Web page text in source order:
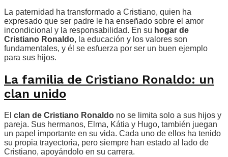
La paternidad ha transformado a Cristiano, quien ha
expresado que ser padre le ha enseñado sobre el amor
incondicional y la responsabilidad. En su hogar de
Cristiano Ronaldo, la educación y los valores son
fundamentales, y él se esfuerza por ser un buen ejemplo
para sus hijos.
La familia de Cristiano Ronaldo: un
clan unido
El clan de Cristiano Ronaldo no se limita solo a sus hijos y
pareja. Sus hermanos, Elma, Kátia y Hugo, también juegan
un papel importante en su vida. Cada uno de ellos ha tenido
su propia trayectoria, pero siempre han estado al lado de
Cristiano, apoyándolo en su carrera.